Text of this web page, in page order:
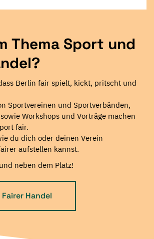
Thema Sport und
Berlin fair spielt, kickt, pritscht und
Sportvereinen und Sportverbänden,
Workshops und Vorträge machen
fair.
du dich oder deinen Verein
aufstellen kannst.
neben dem Platz!
Handel